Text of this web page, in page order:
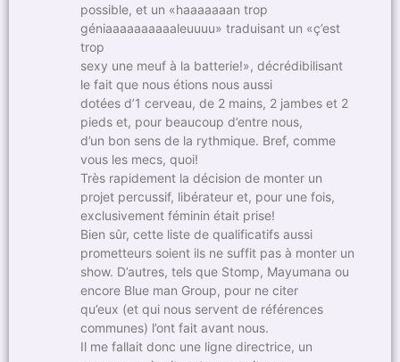
possible, et un «haaaaaaan trop
géniaaaaaaaaaaleuuuu» traduisant un «ç’est
trop
sexy une meuf à la batterie!», décrédibilisant
le fait que nous étions nous aussi
dotées d’1 cerveau, de 2 mains, 2 jambes et 2
pieds et, pour beaucoup d’entre nous,
d’un bon sens de la rythmique. Bref, comme
vous les mecs, quoi!
Très rapidement la décision de monter un
projet percussif, libérateur et, pour une fois,
exclusivement féminin était prise!
Bien sûr, cette liste de qualificatifs aussi
prometteurs soient ils ne suffit pas à monter un
show. D’autres, tels que Stomp, Mayumana ou
encore Blue man Group, pour ne citer
qu’eux (et qui nous servent de références
communes) l’ont fait avant nous.
Il me fallait donc une ligne directrice, un